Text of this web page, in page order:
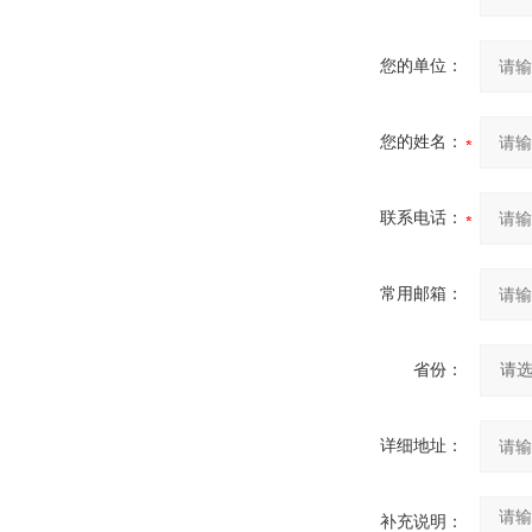
您的单位：
您的姓名：
联系电话：
常用邮箱：
省份：
详细地址：
补充说明：